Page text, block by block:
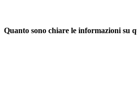
Quanto sono chiare le informazioni su